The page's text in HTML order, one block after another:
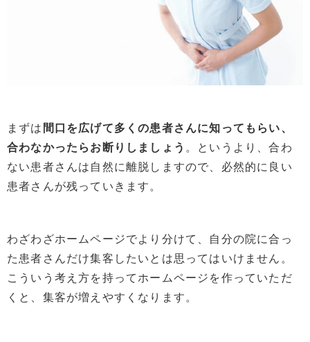
まずは 間口を広げて多くの患者さんに知ってもらい、
合わなかったらお断りしましょう 。というより、合わ
ない患者さんは自然に離脱しますので、必然的に良い
患者さんが残っていきます。
わざわざホームページでより分けて、自分の院に合っ
た患者さんだけ集客したいとは思ってはいけません。
こういう考え方を持ってホームページを作っていただ
くと、集客が増えやすくなります。